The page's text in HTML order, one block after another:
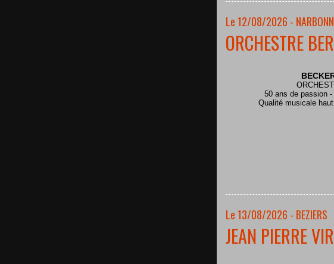
Le 12/08/2026 -
ORCHESTRE
50 ans de passion
Qualité musicale
Le 13/08/2026 - BEZIERS
JEAN PIERRE